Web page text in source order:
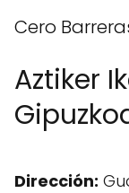
Cero
Aztiker
Dirección: